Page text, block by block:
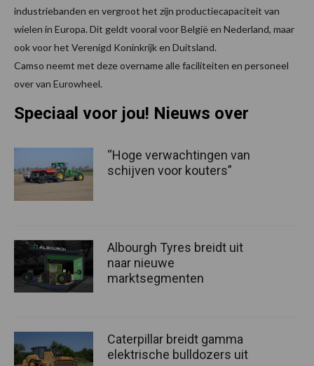
industriebanden en vergroot het zijn productiecapaciteit van
wielen in Europa. Dit geldt vooral voor België en Nederland, maar
ook voor het Verenigd Koninkrijk en Duitsland.
Camso neemt met deze overname alle faciliteiten en personeel
over van Eurowheel.
Speciaal voor jou! Nieuws over
“Hoge verwachtingen van
schijven voor kouters”
Albourgh Tyres breidt uit
naar nieuwe
marktsegmenten
Caterpillar breidt gamma
elektrische bulldozers uit